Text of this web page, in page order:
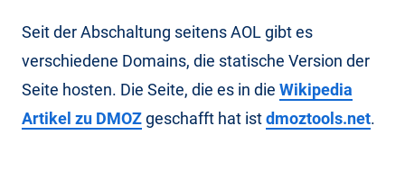
Seit der Abschaltung seitens AOL gibt es
verschiedene Domains, die statische Version der
Seite hosten. Die Seite, die es in die Wikipedia
Artikel zu DMOZgeschafft hat istdmoztools.net.